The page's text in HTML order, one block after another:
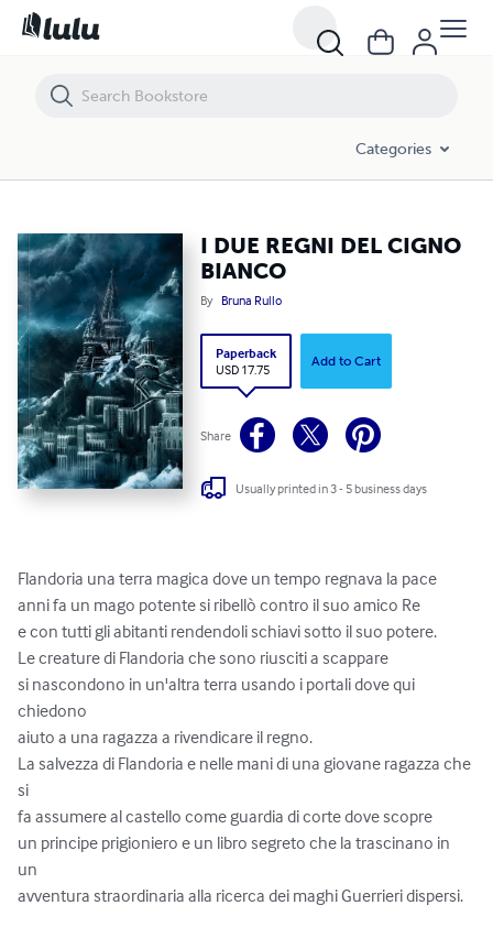
Categories
I DUE REGNI DEL CIGNO
BIANCO
By Bruna Rullo
Paperback
USD 17.75
Add to Cart
Share
Usually printed in 3 - 5 business days
Flandoria una terra magica dove un tempo regnava la pace
anni fa un mago potente si ribellò contro il suo amico Re
e con tutti gli abitanti rendendoli schiavi sotto il suo potere.
Le creature di Flandoria che sono riusciti a scappare
si nascondono in un'altra terra usando i portali dove qui
chiedono
aiuto a una ragazza a rivendicare il regno.
La salvezza di Flandoria e nelle mani di una giovane ragazza che
si
fa assumere al castello come guardia di corte dove scopre
un principe prigioniero e un libro segreto che la trascinano in
un
avventura straordinaria alla ricerca dei maghi Guerrieri dispersi.
I DUE REGNI DEL CIGNO BIANCO